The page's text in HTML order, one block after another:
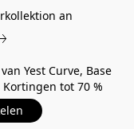
an
Yest Curve, Base
tot 70 %